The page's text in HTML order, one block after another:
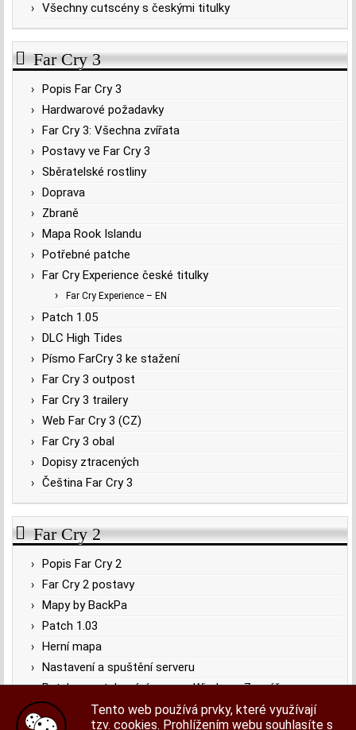
Tento web používá prvky, které využívají
tzv. cookies. Prohlížením webu souhlasíte s
Všechny cutscény s českými titulky
Far Cry 3
Popis Far Cry 3
Hardwarové požadavky
Far Cry 3: Všechna zvířata
Postavy ve Far Cry 3
Sběratelské rostliny
Doprava
Zbraně
Mapa Rook Islandu
Potřebné patche
Far Cry Experience české titulky
Far Cry Experience – EN
Patch 1.05
DLC High Tides
Písmo FarCry 3 ke stažení
Far Cry 3 outpost
Far Cry 3 trailery
Web Far Cry 3 (CZ)
Far Cry 3 obal
Dopisy ztracených
Čeština Far Cry 3
Far Cry 2
Popis Far Cry 2
Far Cry 2 postavy
Mapy by BackPa
Patch 1.03
Herní mapa
Nastavení a spuštění serveru
Patch pro stahování map ve Windows 7 a výš
Far Cry 2 obal